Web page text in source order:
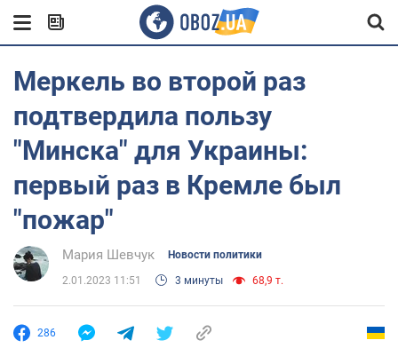
Меркель во второй раз
подтвердила пользу
"Минска" для Украины:
первый раз в Кремле был
"пожар"
Мария Шевчук Новости политики
2.01.2023 11:51 3 минуты 68,9 т.
286